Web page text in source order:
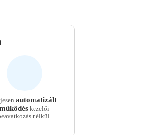
automatizált
működés kezelői
nélkül.